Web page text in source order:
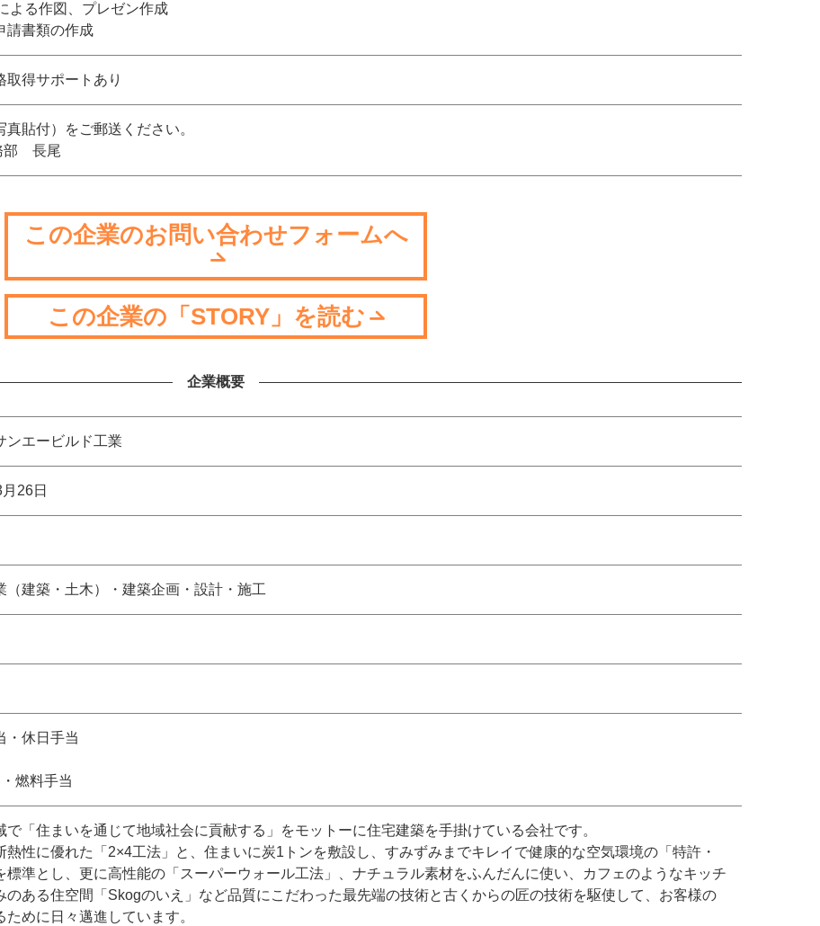
よる作図、プレゼン作成
書類の作成
取得サポートあり
真貼付）をご郵送ください。
部 長尾
この企業のお問い合わせフォームへ
この企業の「STORY」を読む
企業概要
ンエービルド工業
26日
（建築・土木）・建築企画・設計・施工
・休日手当
燃料手当
で「住まいを通じて地域社会に貢献する」をモットーに住宅建築を手掛けている会社です。
熱性に優れた「2×4工法」と、住まいに炭1トンを敷設し、すみずみまでキレイで健康的な空気環境の「特許・
標準とし、更に高性能の「スーパーウォール工法」、ナチュラル素材をふんだんに使い、カフェのようなキッチ
のある住空間「Skogのいえ」など品質にこだわった最先端の技術と古くからの匠の技術を駆使して、お客様の
ために日々邁進しています。